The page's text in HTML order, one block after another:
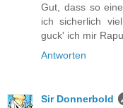
Gut, dass so
ich sicherlich
guck' ich mir
Antworten
Sir Donnerbold